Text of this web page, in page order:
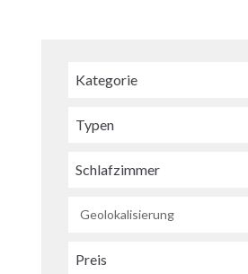
Kategorie
Typen
Schlafzimmer
Geolokalisierung
Preis